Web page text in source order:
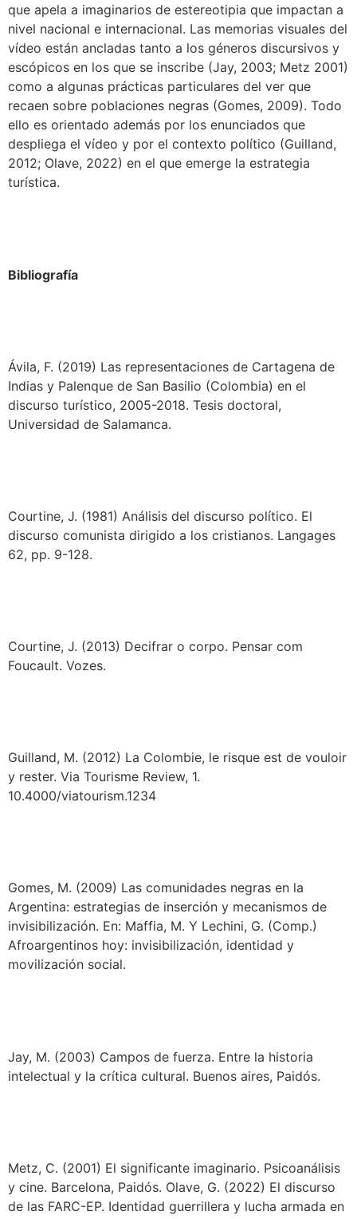
que apela a imaginarios de estereotipia que impactan a
nivel nacional e internacional. Las memorias visuales del
vídeo están ancladas tanto a los géneros discursivos y
escópicos en los que se inscribe (Jay, 2003; Metz 2001)
como a algunas prácticas particulares del ver que
recaen sobre poblaciones negras (Gomes, 2009). Todo
ello es orientado además por los enunciados que
despliega el vídeo y por el contexto político (Guilland,
2012; Olave, 2022) en el que emerge la estrategia
turística.
Bibliografía
Ávila, F. (2019) Las representaciones de Cartagena de
Indias y Palenque de San Basilio (Colombia) en el
discurso turístico, 2005-2018. Tesis doctoral,
Universidad de Salamanca.
Courtine, J. (1981) Análisis del discurso político. El
discurso comunista dirigido a los cristianos. Langages
62, pp. 9-128.
Courtine, J. (2013) Decifrar o corpo. Pensar com
Foucault. Vozes.
Guilland, M. (2012) La Colombie, le risque est de vouloir
y rester. Via Tourisme Review, 1.
10.4000/viatourism.1234
Gomes, M. (2009) Las comunidades negras en la
Argentina: estrategias de inserción y mecanismos de
invisibilización. En: Maffia, M. Y Lechini, G. (Comp.)
Afroargentinos hoy: invisibilización, identidad y
movilización social.
Jay, M. (2003) Campos de fuerza. Entre la historia
intelectual y la crítica cultural. Buenos aires, Paidós.
Metz, C. (2001) El significante imaginario. Psicoanálisis
y cine. Barcelona, Paidós. Olave, G. (2022) El discurso
de las FARC-EP. Identidad guerrillera y lucha armada en